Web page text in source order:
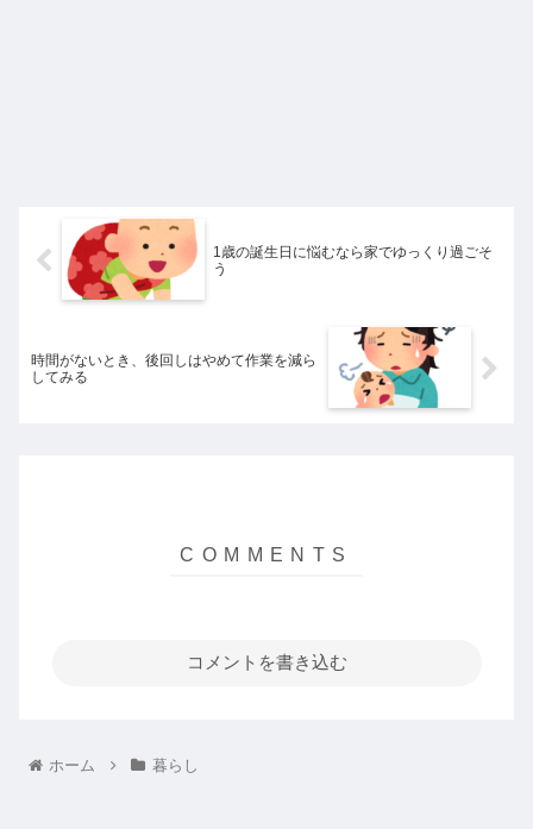
1歳の誕生日に悩むなら家でゆっくり過ごそ
う
時間がないとき、後回しはやめて作業を減ら
してみる
コメントを書き込む
ホーム 暮らし